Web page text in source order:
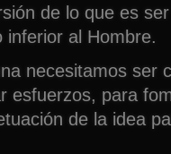
de lo que es
inferior al Hombre.
necesitamos ser
esfuerzos, para
de la idea